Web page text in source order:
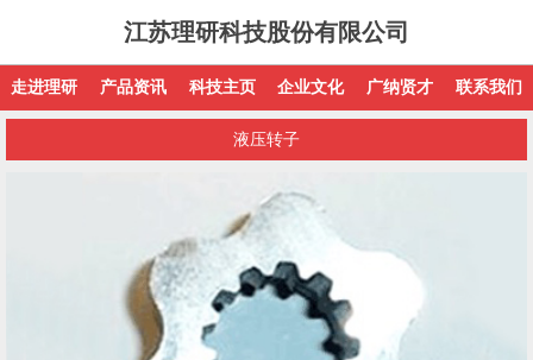
江苏理研科技股份有限公司
走进理研 产品资讯 科技主页 企业文化 广纳贤才 联系我们
液压转子